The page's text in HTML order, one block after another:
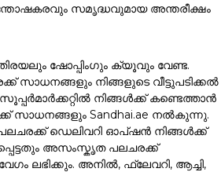
സമൃദ്ധവുമായ അന്തരീക്ഷം
തിരയലും ഷോപ്പിംഗും ക്യൂവും വേണ്ട.
സാധനങ്ങളും നിങ്ങളുടെ വീട്ടുപടിക്കൽ
നിങ്ങൾക്ക് കണ്ടെത്താൻ
സാധനങ്ങളും Sandhai.ae നൽകുന്നു.
ഡെലിവറി ഓപ്ഷൻ നിങ്ങൾക്ക്
അസംസ്കൃത പലചരക്ക്
ലഭിക്കും. അനിൽ, ഫ്ലേവറി, ആച്ചി,